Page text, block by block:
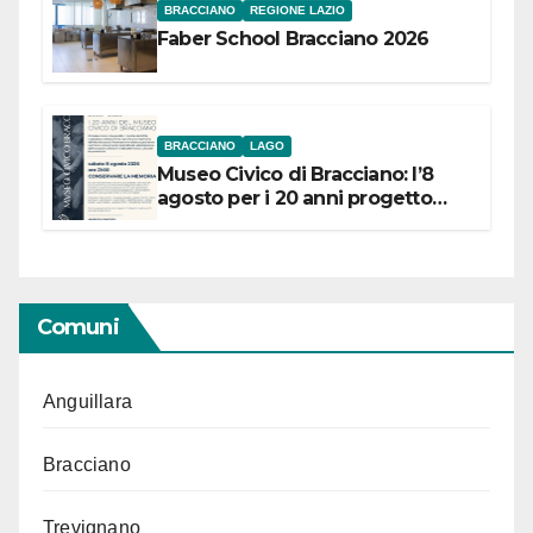
BRACCIANO REGIONE LAZIO
Faber School Bracciano 2026
BRACCIANO LAGO
Museo Civico di Bracciano: l’8
agosto per i 20 anni progetto
Comuni
Anguillara
Bracciano
Trevignano